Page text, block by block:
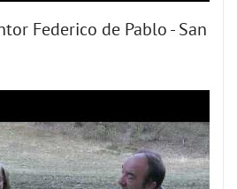
Federico de Pablo - San